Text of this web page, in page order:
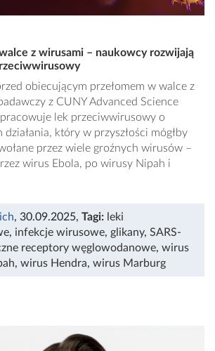
z wirusami – naukowcy rozwijają
obiecującym przełomem w walce z
z CUNY Advanced Science
lek przeciwwirusowy o
który w przyszłości mógłby
przez wiele groźnych wirusów –
wirus Ebola, po wirusy Nipah i
, 30.09.2025, Tagi: leki
, infekcje wirusowe, glikany, SARS-
receptory węglowodanowe, wirus
, wirus Hendra, wirus Marburg